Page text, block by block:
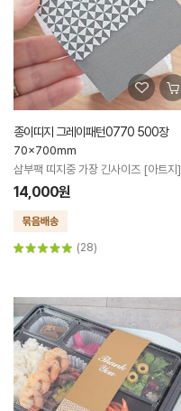
종이띠지 그레이패턴0770 500장
70x700mm
삼부팩 띠지중 가장 긴사이즈 [아트지]
14,000원
(28)